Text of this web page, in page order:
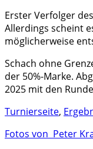
Erster Verfolger
Allerdings scheint
möglicherweise
Schach ohne
der 50%-Marke.
2025 mit den
Turnierseite,
Fotos von Peter